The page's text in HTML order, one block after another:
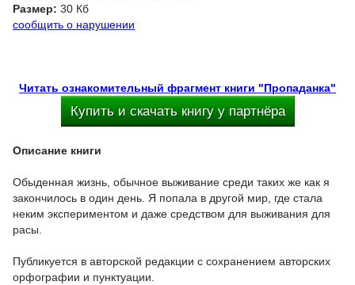
Размер: 30 Кб
сообщить о нарушении
Читать ознакомительный фрагмент книги "Пропаданка"
Купить и скачать книгу у партнёра
Описание книги
Обыденная жизнь, обычное выживание среди таких же как я
закончилось в один день. Я попала в другой мир, где стала
неким экспериментом и даже средством для выживания для
расы.
Публикуется в авторской редакции с сохранением авторских
орфографии и пунктуации.